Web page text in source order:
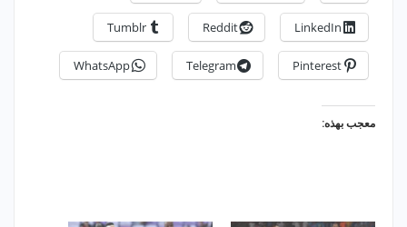
LinkedIn
Reddit
Tumblr
Pinterest
Telegram
WhatsApp
معجب بهذه: